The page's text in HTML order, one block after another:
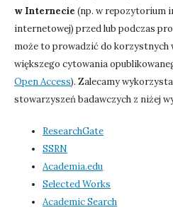
w Internecie (np. w repozytorium
internetowej) przed lub podczas
może to prowadzić do korzystnych
większego cytowania
Open Access). Zalecamy
stowarzyszeń badawczych z niżej
ResearchGate
SSRN
Academia.edu
Selected Works
Academic Search